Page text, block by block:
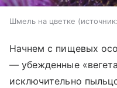
Шмель на цветке источник:
Начнем с пищевых
— убежденные
исключительно